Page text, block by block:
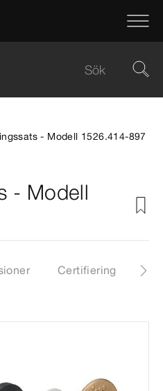
- Modell 1526.414-897
- Modell
Certifiering